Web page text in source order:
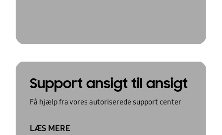
Support ansigt til ansigt
Få hjælp fra vores autoriserede support center
LÆS MERE